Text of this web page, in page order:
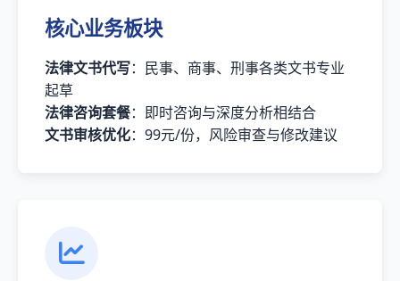
核心业务板块
法律文书代写：民事、商事、刑事各类文书专业
起草
法律咨询套餐：即时咨询与深度分析相结合
文书审核优化：99元/份，风险审查与修改建议